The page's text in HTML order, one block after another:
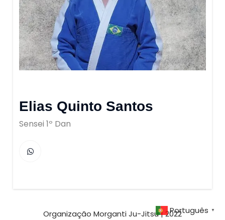
Elias Quinto Santos
Sensei 1º Dan
Organização Morganti Ju-Jitsu | 2022Português ▼